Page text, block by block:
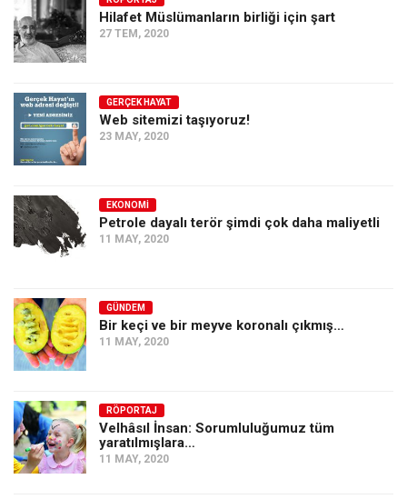
Ekonomi
Spor
Sağlık
Gıda-Beslenme
Türkiye
Siyaset
Dünya
Asya
Amerika
Avustralya
Tarih
Hilafet Müslümanların birliği için şart
27 TEM, 2020
GERÇEK HAYAT
Web sitemizi taşıyoruz!
23 MAY, 2020
EKONOMI
Petrole dayalı terör şimdi çok daha maliyetli
11 MAY, 2020
GÜNDEM
Bir keçi ve bir meyve koronalı çıkmış…
11 MAY, 2020
RÖPORTAJ
Velhâsıl İnsan: Sorumluluğumuz tüm
yaratılmışlara…
11 MAY, 2020